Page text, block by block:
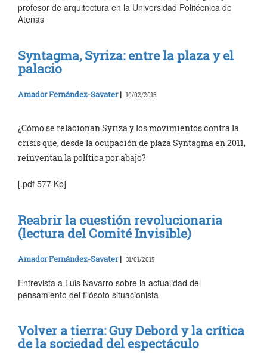
profesor de arquitectura en la Universidad Politécnica de
Atenas
Syntagma, Syriza: entre la plaza y el
palacio
Amador Fernández-Savater| 10/02/2015
¿Cómo se relacionan Syriza y los movimientos contra la
crisis que, desde la ocupación de plaza Syntagma en 2011,
reinventan la política por abajo?
[.pdf 577 Kb]
Reabrir la cuestión revolucionaria
(lectura del Comité Invisible)
Amador Fernández-Savater| 31/01/2015
Entrevista a Luis Navarro sobre la actualidad del
pensamiento del filósofo situacionista
Volver a tierra: Guy Debord y la crítica
de la sociedad del espectáculo